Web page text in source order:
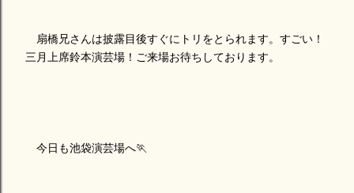
扇橋兄さんは披露目後すぐにトリをとられます。すごい！
三月上席鈴本演芸場！ご来場お待ちしております。
今日も池袋演芸場へ🏃